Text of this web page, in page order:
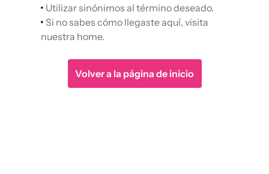
Utilizar sinónimos al término deseado.
Si no sabes cómo llegaste aquí, visita
nuestra home.
Volver a la página de inicio